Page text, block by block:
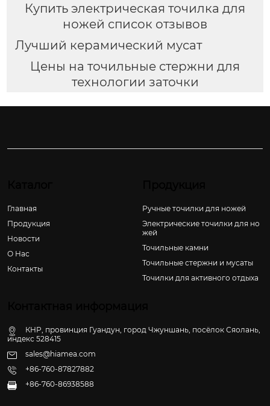
Купить электрическая точилка для
ножей список отзывов
Лучший керамический мусат
Цены на точильные стержни для
технологии заточки
Главная
Продукция
Новости
О Hас
Контакты
Ручные точилки для ножей
Электрические точилки для но
жей
Точильные камни
Точильные стержни и мусаты
Точилки для активного отдыха
КНР, провинция Гуандун, город Чжуншань, посёлок Сяолань,
индекс 528415
sales@hiamea.com
+86-760-87827882
 +86-760-86938588